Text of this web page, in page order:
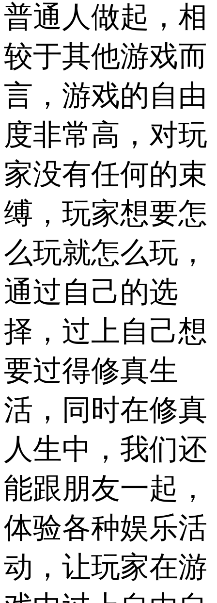
普通人做起，相
较于其他游戏而
言，游戏的自由
度非常高，对玩
家没有任何的束
缚，玩家想要怎
么玩就怎么玩，
通过自己的选
择，过上自己想
要过得修真生
活，同时在修真
人生中，我们还
能跟朋友一起，
体验各种娱乐活
动，让玩家在游